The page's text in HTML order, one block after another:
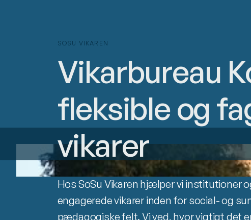
SOSU VIKAREN
Vikarbureau
fleksible og
vikarer
Hos SoSu Vikaren hjælper vi institutioner
engagerede vikarer inden for social- og
pædagogiske felt. Vi ved, hvor vigtigt det